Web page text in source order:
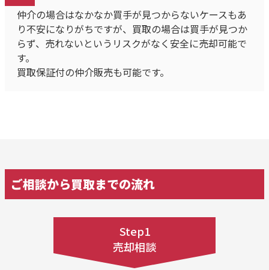
仲介の場合はなかなか買手が見つからないケースもあ
り不安になりがちですが、買取の場合は買手が見つか
らず、売れないというリスクがなく安全に売却可能で
す。
買取保証付の仲介販売も可能です。
ご相談から買取までの流れ
Step1
売却相談